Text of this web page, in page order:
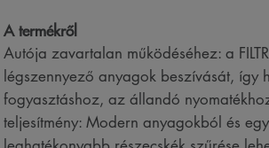
A termékről
Autója zavartalan működéséhez: a
légszennyező anyagok beszívását,
fogyasztáshoz, az állandó
teljesítmény: Modern anyagokból és